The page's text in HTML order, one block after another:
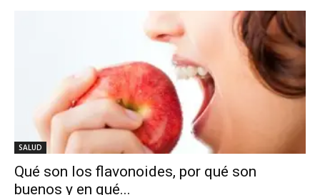
SALUD
Qué son los flavonoides, por qué son
buenos y en qué...